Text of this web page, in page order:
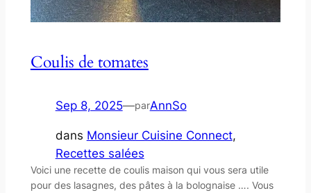
Coulis de tomates
Sep 8, 2025—parAnnSo
dans Monsieur Cuisine Connect
Recettes salées
Voici une recette de coulis maison qui vous sera utile
pour des lasagnes, des pâtes à la bolognaise …. Vous